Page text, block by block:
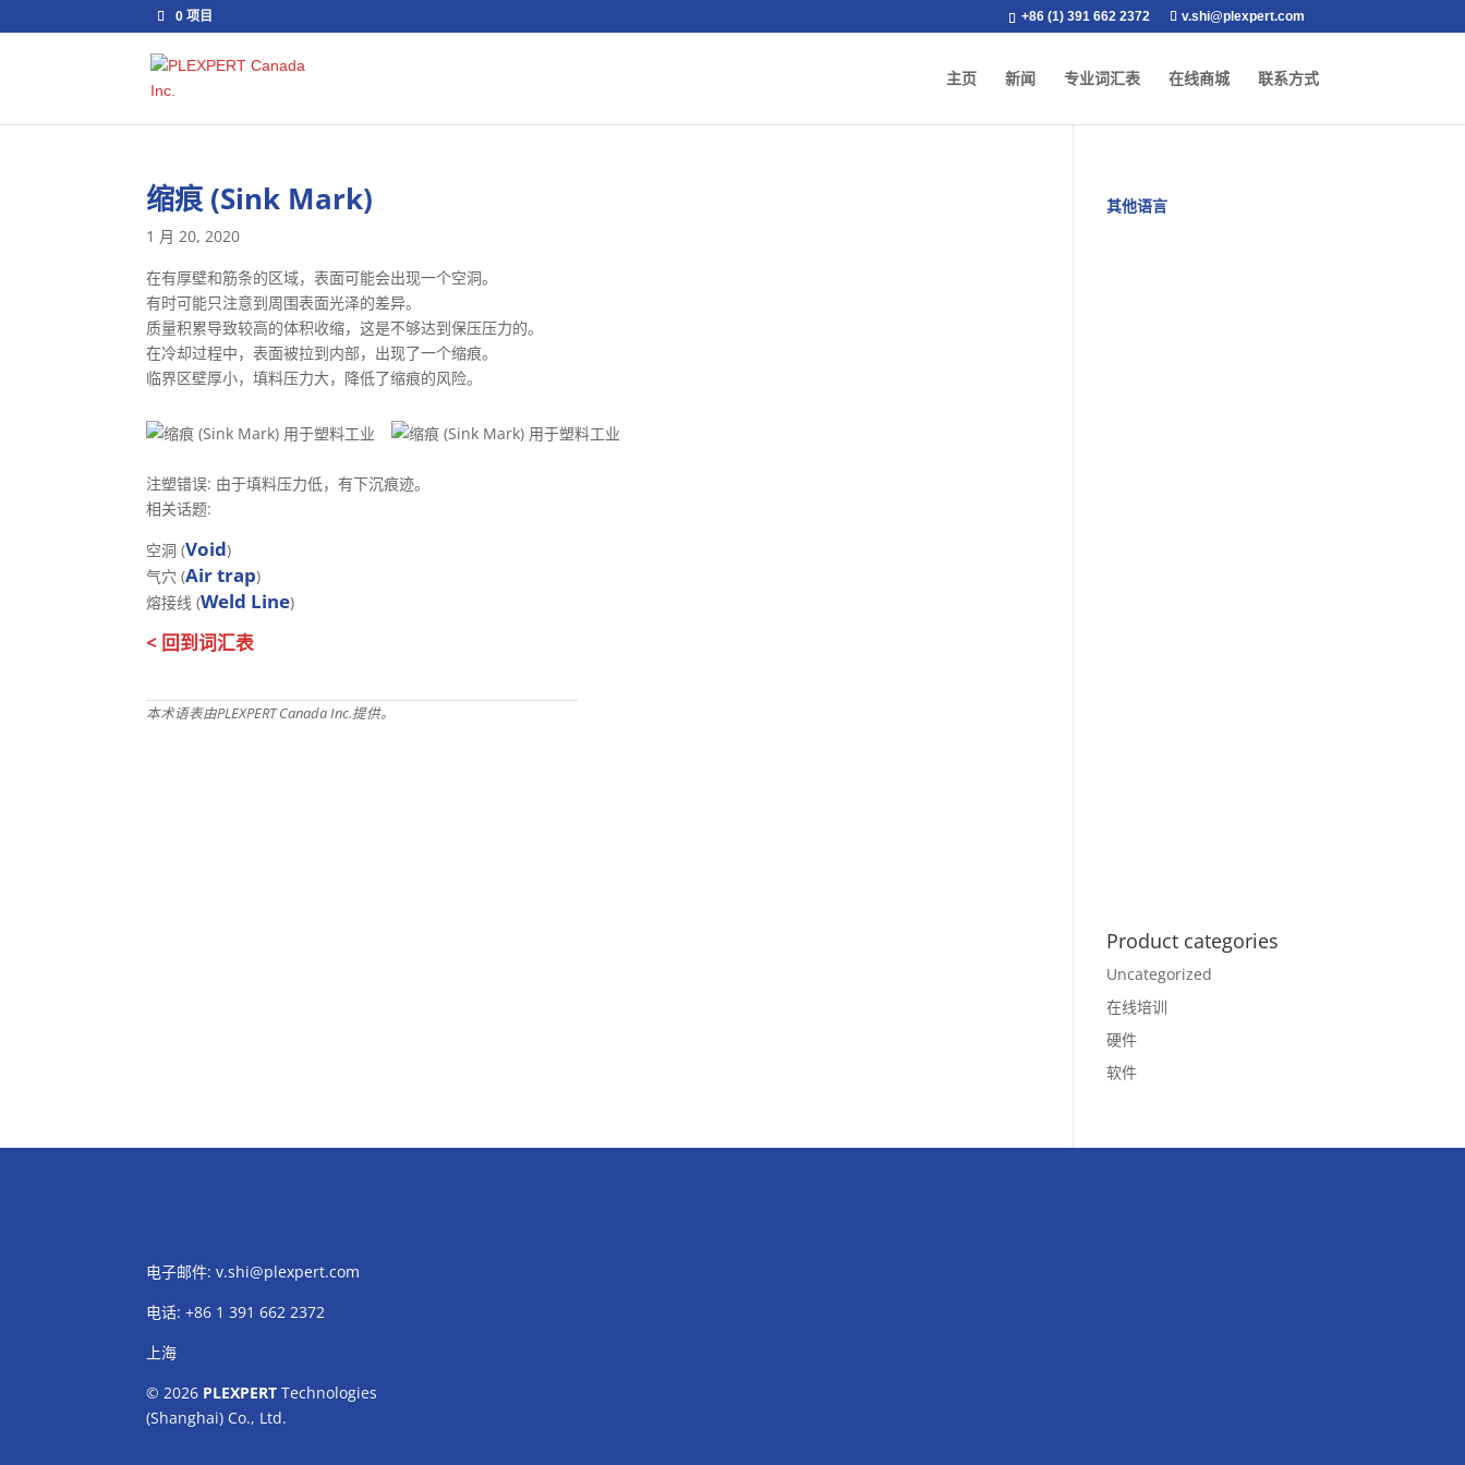
+86 (1) 391 662 2372 v.shi@plexpert.com
0 项目
主页 新闻 专业词汇表 在线商城 联系方式
缩痕 (Sink Mark)
1 月 20, 2020
在有厚壁和筋条的区域，表面可能会出现一个空洞。
有时可能只注意到周围表面光泽的差异。
质量积累导致较高的体积收缩，这是不够达到保压压力的。
在冷却过程中，表面被拉到内部，出现了一个缩痕。
临界区壁厚小，填料压力大，降低了缩痕的风险。
注塑错误: 由于填料压力低，有下沉痕迹。
相关话题:
空洞 (Void)
气穴 (Air trap)
熔接线 (Weld Line)
< 回到词汇表
本术语表由PLEXPERT Canada Inc.提供。
其他语言
Product categories
Uncategorized
在线培训
硬件
软件
电子邮件:v.shi@plexpert.com
电话: +86 1 391 662 2372
上海
© 2026 PLEXPERT Technologies
(Shanghai) Co., Ltd.